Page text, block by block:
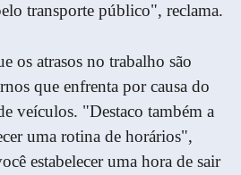
transporte público", reclama.
os atrasos no trabalho são
que enfrenta por causa do
veículos. "Destaco também a
uma rotina de horários",
estabelecer uma hora de sair